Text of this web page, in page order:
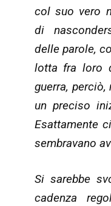
col suo vero
di
delle parole,
lotta fra loro
guerra,
un preciso
Esattamente
sembravano
Si sarebbe
cadenza